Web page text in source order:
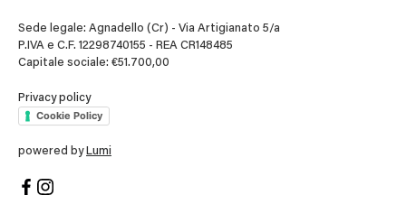
Sede legale: Agnadello (Cr) - Via Artigianato 5/a
P.IVA e C.F. 12298740155 - REA CR148485
Capitale sociale: €51.700,00
Privacy policy
Cookie Policy
powered by Lumi